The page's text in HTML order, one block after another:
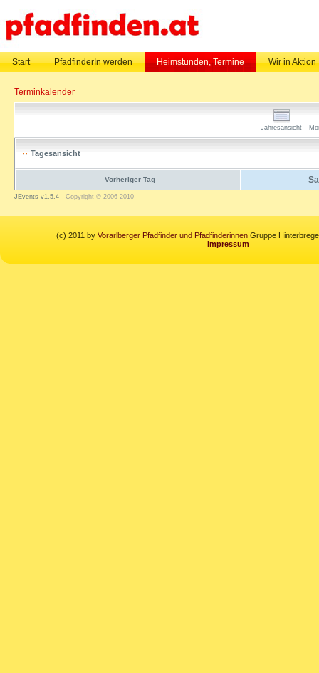
Start PfadfinderIn werden Heimstunden, Termine Wir in Aktion
Terminkalender
Jahresansicht
Tagesansicht
Vorheriger Tag
JEvents v1.5.4 Copyright © 2006-2010
(c) 2011 by Vorarlberger Pfadfinder und PfadfinderinnenGruppe
Impressum